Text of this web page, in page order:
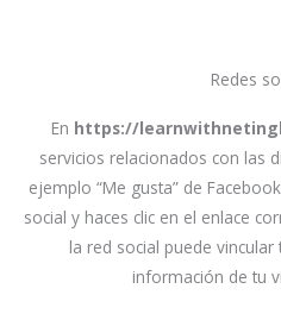
Redes
En https://
servicios relacionados con las
ejemplo “Me gusta” de
social y haces clic en el enlace
la red social puede
información de tu